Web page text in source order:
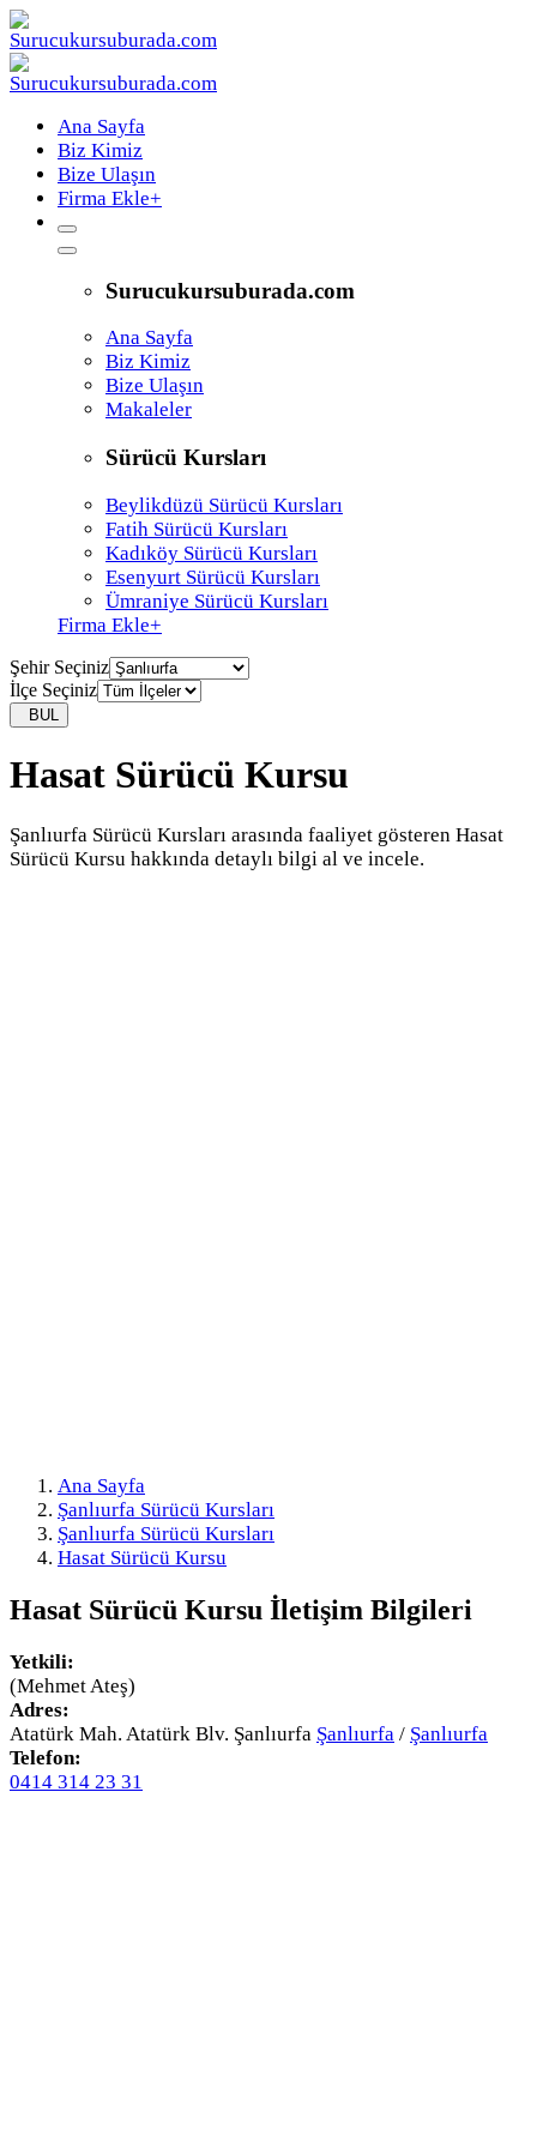
Ana Sayfa
Biz Kimiz
Bize Ulaşın
Firma Ekle+
Surucukursuburada.com
Ana Sayfa
Biz Kimiz
Bize Ulaşın
Makaleler
Sürücü Kursları
Beylikdüzü Sürücü Kursları
Fatih Sürücü Kursları
Kadıköy Sürücü Kursları
Esenyurt Sürücü Kursları
Ümraniye Sürücü Kursları
Firma Ekle+
Şehir Seçiniz
İlçe Seçiniz
BUL
Hasat Sürücü Kursu
Şanlıurfa Sürücü Kursları arasında faaliyet gösteren Hasat
Sürücü Kursu hakkında detaylı bilgi al ve incele.
Ana Sayfa
Şanlıurfa Sürücü Kursları
Şanlıurfa Sürücü Kursları
Hasat Sürücü Kursu
Hasat Sürücü Kursu İletişim Bilgileri
Yetkili:
(Mehmet Ateş)
Adres:
Atatürk Mah. Atatürk Blv. Şanlıurfa Şanlıurfa / Şanlıurfa
Telefon:
0414 314 23 31